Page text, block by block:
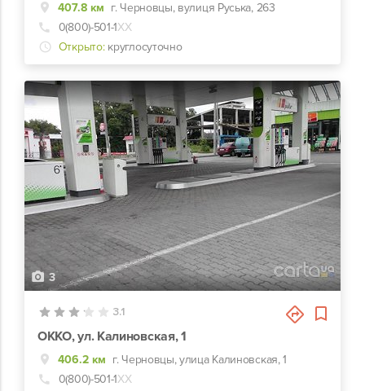
407.8 км г. Черновцы, вулиця Руська, 263
0(800)-501-1ХХ
Открыто: круглосуточно
3
3.1
ОККО, ул. Калиновская, 1
406.2 км г. Черновцы, улица Калиновская, 1
0(800)-501-1ХХ